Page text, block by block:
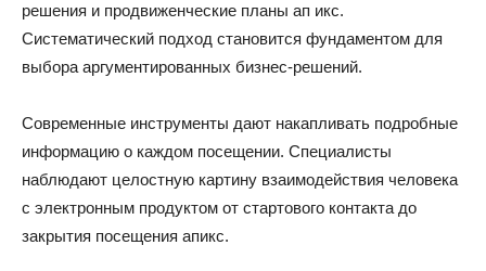
решения и продвиженческие планы ап икс.
Систематический подход становится фундаментом для
выбора аргументированных бизнес-решений.
Современные инструменты дают накапливать подробные
информацию о каждом посещении. Специалисты
наблюдают целостную картину взаимодействия человека
с электронным продуктом от стартового контакта до
закрытия посещения апикс.